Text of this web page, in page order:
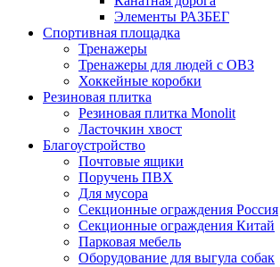
Элементы РАЗБЕГ
Спортивная площадка
Тренажеры
Тренажеры для людей с ОВЗ
Хоккейные коробки
Резиновая плитка
Резиновая плитка Monolit
Ласточкин хвост
Благоустройство
Почтовые ящики
Поручень ПВХ
Для мусора
Секционные ограждения Россия
Секционные ограждения Китай
Парковая мебель
Оборудование для выгула собак